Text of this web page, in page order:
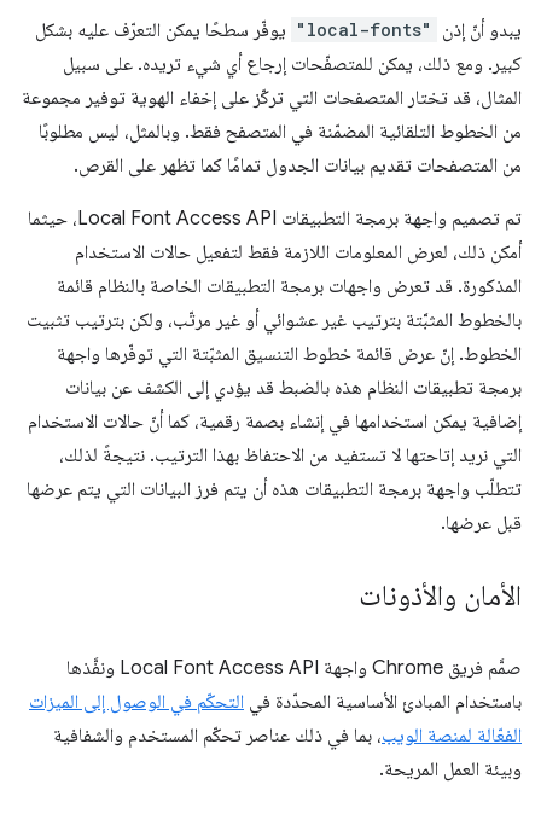
يبدو أنّ إذن "local-fonts" يوفّر سطحًا يمكن التعرّف عليه بشكل
كبير. ومع ذلك، يمكن للمتصفّحات إرجاع أي شيء تريده. على سبيل
المثال، قد تختار المتصفحات التي تركّز على إخفاء الهوية توفير مجموعة
من الخطوط التلقائية المضمّنة في المتصفح فقط. وبالمثل، ليس مطلوبًا
من المتصفحات تقديم بيانات الجدول تمامًا كما تظهر على القرص.
تم تصميم واجهة برمجة التطبيقات Local Font Access API، حيثما
أمكن ذلك، لعرض المعلومات اللازمة فقط لتفعيل حالات الاستخدام
المذكورة. قد تعرض واجهات برمجة التطبيقات الخاصة بالنظام قائمة
بالخطوط المثبَّتة بترتيب غير عشوائي أو غير مرتّب، ولكن بترتيب تثبيت
الخطوط. إنّ عرض قائمة خطوط التنسيق المثبّتة التي توفّرها واجهة
برمجة تطبيقات النظام هذه بالضبط قد يؤدي إلى الكشف عن بيانات
إضافية يمكن استخدامها في إنشاء بصمة رقمية، كما أنّ حالات الاستخدام
التي نريد إتاحتها لا تستفيد من الاحتفاظ بهذا الترتيب. نتيجةً لذلك،
تتطلّب واجهة برمجة التطبيقات هذه أن يتم فرز البيانات التي يتم عرضها
قبل عرضها.
الأمان والأذونات
صمَّم فريق Chrome واجهة Local Font Access API ونفَّذها
باستخدام المبادئ الأساسية المحدّدة في التحكّم في الوصول إلى الميزات
الفعّالة لمنصة الويب، بما في ذلك عناصر تحكّم المستخدم والشفافية
وبيئة العمل المريحة.